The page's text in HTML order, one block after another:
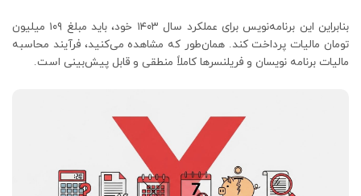
بنابراین این برنامه‌نویس برای عملکرد سال ۱۴۰۳ خود، باید مبلغ ۱۰۹ میلیون
تومان مالیات پرداخت کند. همان‌طور که مشاهده می‌کنید، فرآیند محاسبه
مالیات برنامه نویسان و فریلنسرها کاملاً منطقی و قابل پیش‌بینی است.